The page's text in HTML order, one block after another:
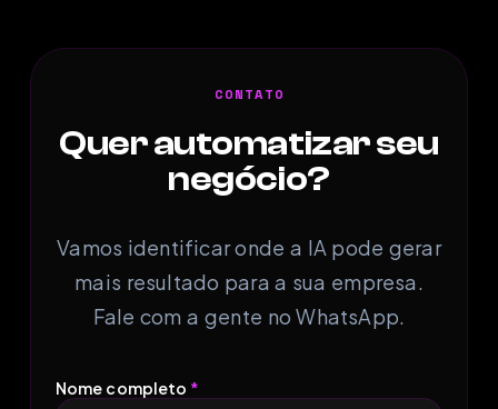
CONTATO
Quer automatizar seu
negócio?
Vamos identificar onde a IA pode gerar
mais resultado para a sua empresa.
Fale com a gente no WhatsApp.
Nome completo *